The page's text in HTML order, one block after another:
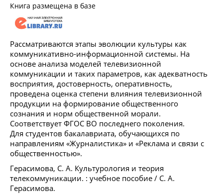
Книга размещена в базе
Рассматриваются этапы эволюции культуры как
коммуникативно-информационной системы. На
основе анализа моделей телевизионной
коммуникации и таких параметров, как адекватность
восприятия, достоверность, оперативность,
проведена оценка степени влияния телевизионной
продукции на формирование общественного
сознания и норм общественной морали.
Соответствует ФГОС ВО последнего поколения.
Для студентов бакалавриата, обучающихся по
направлениям «Журналистика» и «Реклама и связи с
общественностью».
Герасимова, С. А. Культурология и теория
телекоммуникации. : учебное пособие / С. А.
Герасимова.